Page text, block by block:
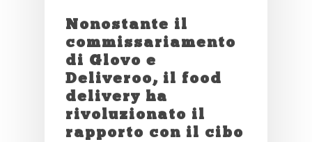
Nonostante il
commissariamento
di Glovo e
Deliveroo, il food
delivery ha
rivoluzionato il
rapporto con il cibo